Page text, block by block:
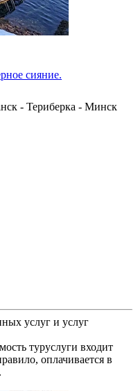
сияние.
- Териберка - Минск
услуг и услуг
туруслуги входит
оплачивается в